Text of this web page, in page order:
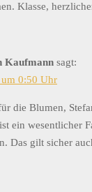
Klasse,
Kaufmann sagt:
0:50 Uhr
die Blumen,
ein wesentlicher
Das gilt sicher